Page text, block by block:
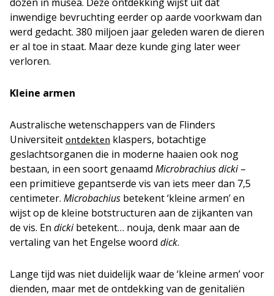
inwendige bevruchting eerder op aarde voorkwam dan
werd gedacht. 380 miljoen jaar geleden waren de dieren
er al toe in staat. Maar deze kunde ging later weer
verloren.
Kleine armen
Australische wetenschappers van de Flinders
Universiteit ontdekten klaspers, botachtige
geslachtsorganen die in moderne haaien ook nog
bestaan, in een soort genaamd Microbrachius dicki–
een primitieve gepantserde vis van iets meer dan 7,5
centimeter. Microbachius betekent ‘kleine armen’ en
wijst op de kleine botstructuren aan de zijkanten van
de vis. En dickibetekent… nouja, denk maar aan de
vertaling van het Engelse woord dick.
Lange tijd was niet duidelijk waar de ‘kleine armen’ voor
dienden, maar met de ontdekking van de genitaliën